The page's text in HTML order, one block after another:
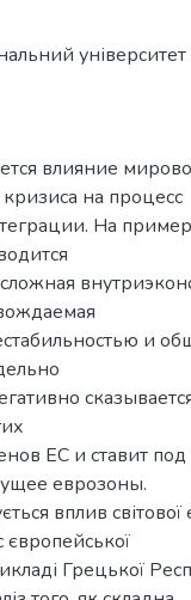
університет
влияние
на процесс
На
и
ЕС и ставит под
еврозоны.
вплив
Грецької